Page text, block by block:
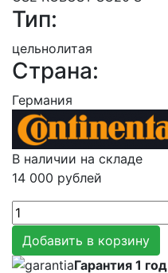
Тип:
цельнолитая
Страна:
Германия
В наличии на складе
14 000 рублей
Добавить в корзину
Гарантия 1 год